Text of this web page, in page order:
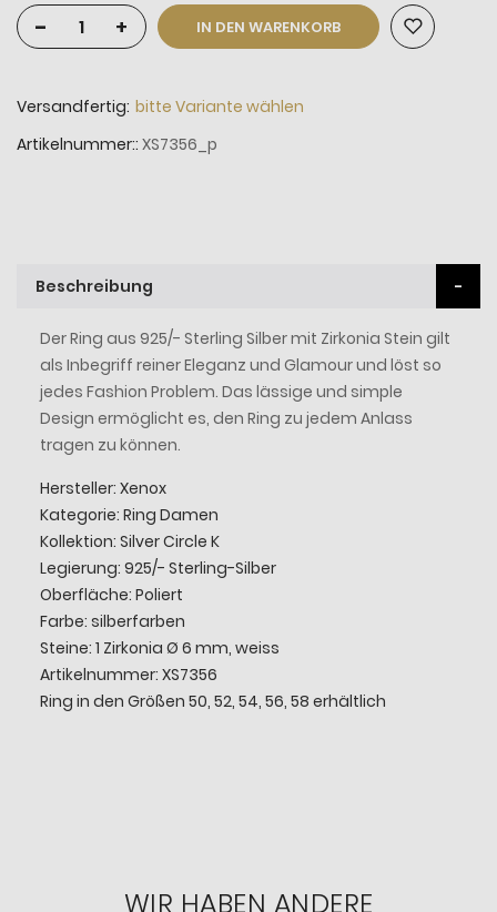
- + IN DEN WARENKORB
Versandfertig: bitte Variante wählen
Artikelnummer: XS7356_p
Beschreibung
Der Ring aus 925/- Sterling Silber mit Zirkonia Stein gilt
als Inbegriff reiner Eleganz und Glamour und löst so
jedes Fashion Problem. Das lässige und simple
Design ermöglicht es, den Ring zu jedem Anlass
tragen zu können.
Hersteller: Xenox
Kategorie: Ring Damen
Kollektion: Silver Circle K
Legierung: 925/- Sterling-Silber
Oberfläche: Poliert
Farbe: silberfarben
Steine: 1 Zirkonia Ø 6 mm, weiss
Artikelnummer: XS7356
Ring in den Größen 50, 52, 54, 56, 58 erhältlich
WIR HABEN ANDERE